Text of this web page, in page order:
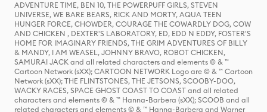
ADVENTURE TIME, BEN 10, THE POWERPUFF GIRLS, STEVEN
UNIVERSE, WE BARE BEARS, RICK AND MORTY, AQUA TEEN
HUNGER FORCE, CHOWDER, COURAGE THE COWARDLY DOG, COW
AND CHICKEN , DEXTER'S LABORATORY, ED, EDD N EDDY, FOSTER'S
HOME FOR IMAGINARY FRIENDS, THE GRIM ADVENTURES OF BILLY
& MANDY, I AM WEASEL, JOHNNY BRAVO, ROBOT CHICKEN,
SAMURAI JACK and all related characters and elements © & ™
Cartoon Network (sXX); CARTOON NETWORK Logo are © & ™ Cartoon
Network (sXX); THE FLINTSTONES, THE JETSONS, SCOOBY-DOO,
WACKY RACES, SPACE GHOST COAST TO COAST and all related
characters and elements © & ™ Hanna-Barbera (sXX); SCOOB and all
related characters and elements © & ™ Hanna-Barbera and Warner